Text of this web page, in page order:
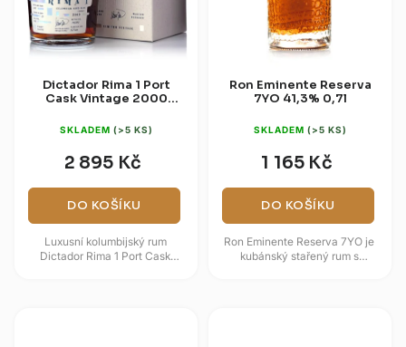
Dictador Rima 1 Port
Cask Vintage 2000
SKLADEM (>5 KS)
2 895 Kč
DO KOŠÍKU
Luxusní kolumbijský rum
Dictador Rima 1 Port Cask
Ron Eminente Reserva
7YO 41,3% 0,7l
SKLADEM (>5 KS)
1 165 Kč
DO KOŠÍKU
Ron Eminente Reserva 7YO je
kubánský stařený rum s